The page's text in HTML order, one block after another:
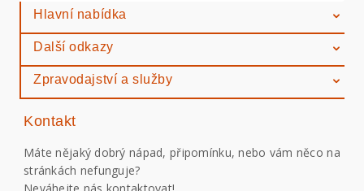
Hlavní nabídka
Další odkazy
Zpravodajství a služby
Kontakt
Máte nějaký dobrý nápad, připomínku, nebo vám něco na
stránkách nefunguje?